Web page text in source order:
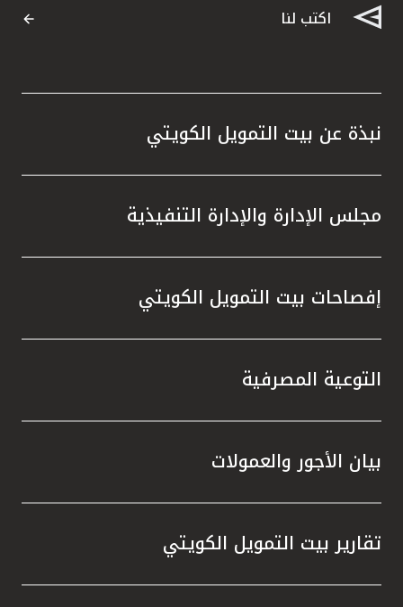
مملكة البحرين
اكتب لنا
نبذة عن بيت التمويل الكويتي
مجلس الإدارة والإدارة التنفيذية
إفصاحات بيت التمويل الكويتي
التوعية المصرفية
بيان الأجور والعمولات
تقارير بيت التمويل الكويتي